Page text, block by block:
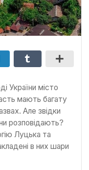
України місто
мають багату
Але звідки
розповідають?
Луцька та
в них шари